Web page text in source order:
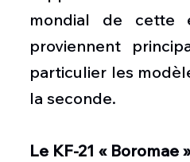
mondial de cette
proviennent
particulier les
la seconde.
Le KF-21 « Boromae »